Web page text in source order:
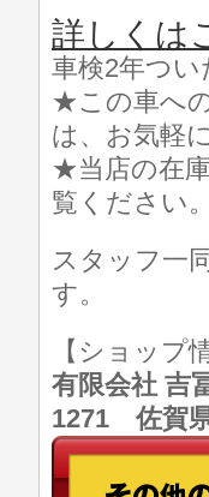
詳しくは
車検2年つ
★この車へ
は、お気軽
★当店の在
覧ください。
スタッフ一
す。
【ショップ
有限会社 吉
1271 佐賀